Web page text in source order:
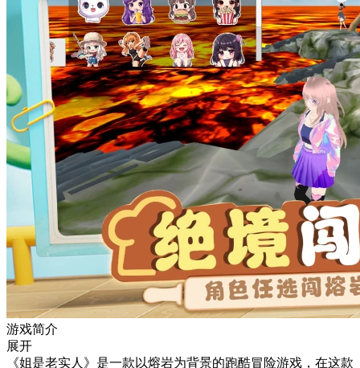
游戏简介
展开
《姐是老实人》是一款以熔岩为背景的跑酷冒险游戏，在这款